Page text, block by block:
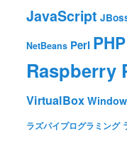
JavaScript
NetBeans Perl PHP
Raspberry
VirtualBox
ラズパイプログラミング